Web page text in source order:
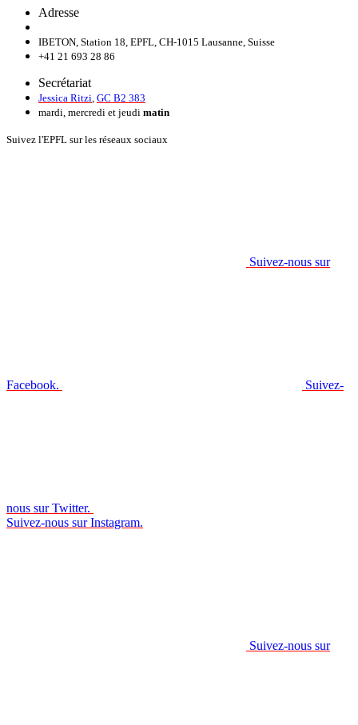
Adresse
IBETON, Station 18, EPFL, CH-1015 Lausanne, Suisse
+41 21 693 28 86
Secrétariat
Jessica Ritzi GC B2 383
mardi, mercredi et jeudi matin
Suivez l'EPFL sur les réseaux sociaux
Suivez-nous sur
Facebook. Suivez-
nous sur Twitter.
Suivez-nous sur Instagram.
Suivez-nous sur